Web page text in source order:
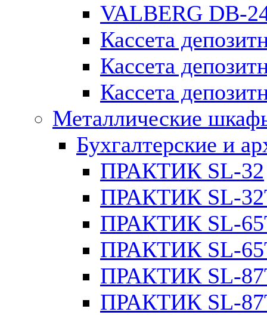
VALBERG DB-
Кассета
Кассета
Кассета
Металлические
Бухгалтерские и
ПРАКТИК SL-32
ПРАКТИК SL-
ПРАКТИК SL-
ПРАКТИК SL-
ПРАКТИК SL-
ПРАКТИК SL-